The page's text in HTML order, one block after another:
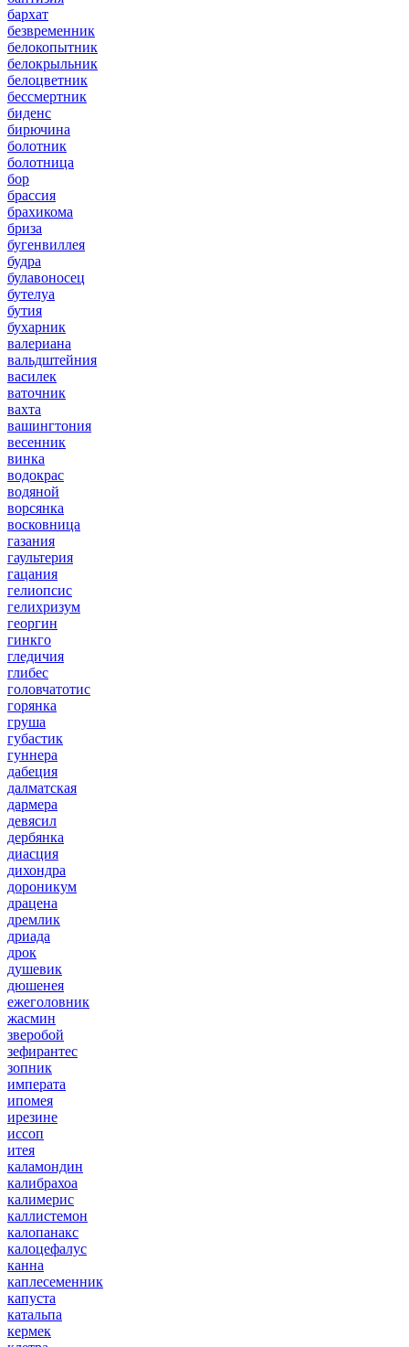
бархат
безвременник
белокопытник
белокрыльник
белоцветник
бессмертник
биденс
бирючина
болотник
болотница
бор
брассия
брахикома
бриза
бугенвиллея
будра
булавоносец
бутелуа
бутия
бухарник
валериана
вальдштейния
василек
ваточник
вахта
вашингтония
весенник
винка
водокрас
водяной
ворсянка
восковница
газания
гаультерия
гацания
гелиопсис
гелихризум
георгин
гинкго
гледичия
глибес
головчатотис
горянка
груша
губастик
гуннера
дабеция
далматская
дармера
девясил
дербянка
диасция
дихондра
дороникум
драцена
дремлик
дриада
дрок
душевик
дюшенея
ежеголовник
жасмин
зверобой
зефирантес
зопник
императа
ипомея
ирезине
иссоп
итея
каламондин
калибрахоа
калимерис
каллистемон
калопанакс
калоцефалус
канна
каплесеменник
капуста
катальпа
кермек